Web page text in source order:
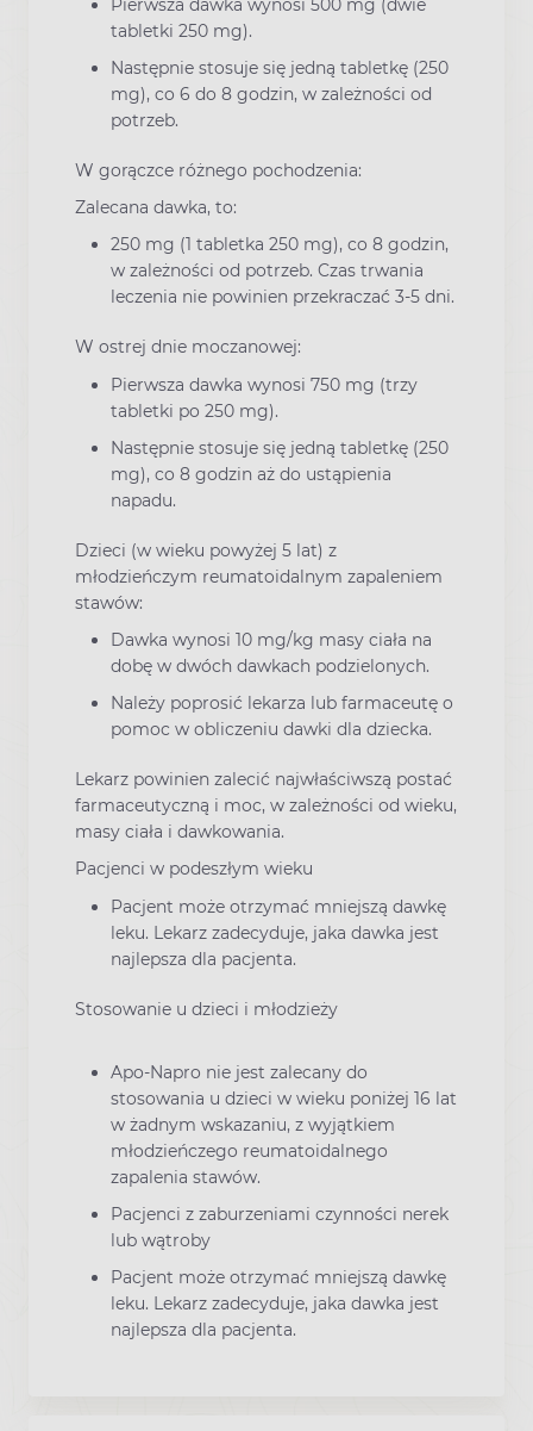
tabletki 250 mg).
Następnie stosuje się jedną tabletkę (250
mg), co 6 do 8 godzin, w zależności od
potrzeb.
W gorączce różnego pochodzenia:
Zalecana dawka, to:
250 mg (1 tabletka 250 mg), co 8 godzin,
w zależności od potrzeb. Czas trwania
leczenia nie powinien przekraczać 3-5 dni.
W ostrej dnie moczanowej:
Pierwsza dawka wynosi 750 mg (trzy
tabletki po 250 mg).
Następnie stosuje się jedną tabletkę (250
mg), co 8 godzin aż do ustąpienia
napadu.
Dzieci (w wieku powyżej 5 lat) z
młodzieńczym reumatoidalnym zapaleniem
stawów:
Dawka wynosi 10 mg/kg masy ciała na
dobę w dwóch dawkach podzielonych.
Należy poprosić lekarza lub farmaceutę o
pomoc w obliczeniu dawki dla dziecka.
Lekarz powinien zalecić najwłaściwszą postać
farmaceutyczną i moc, w zależności od wieku,
masy ciała i dawkowania.
Pacjenci w podeszłym wieku
Pacjent może otrzymać mniejszą dawkę
leku. Lekarz zadecyduje, jaka dawka jest
najlepsza dla pacjenta.
Stosowanie u dzieci i młodzieży
Apo-Napro nie jest zalecany do
stosowania u dzieci w wieku poniżej 16 lat
w żadnym wskazaniu, z wyjątkiem
młodzieńczego reumatoidalnego
zapalenia stawów.
Pacjenci z zaburzeniami czynności nerek
lub wątroby
Pacjent może otrzymać mniejszą dawkę
leku. Lekarz zadecyduje, jaka dawka jest
najlepsza dla pacjenta.